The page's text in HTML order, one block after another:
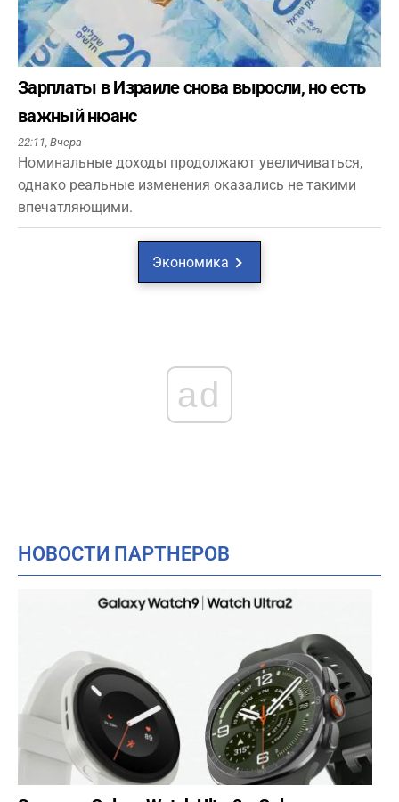
Зарплаты в Израиле снова выросли, но есть
важный нюанс
22:11, Вчера
Номинальные доходы продолжают увеличиваться,
однако реальные изменения оказались не такими
впечатляющими.
Экономика
ad
НОВОСТИ ПАРТНЕРОВ